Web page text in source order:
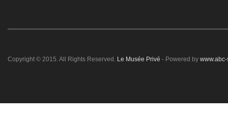
Copyright © 2015. All Rights Reserved. Le Musée Privé - Powered by